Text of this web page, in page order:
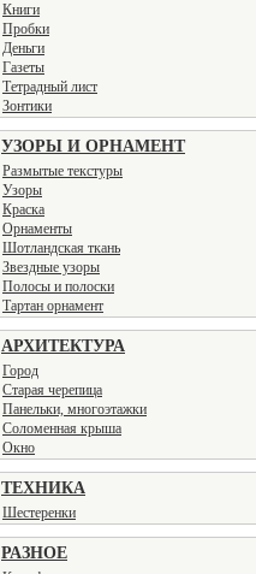
Книги
Пробки
Деньги
Газеты
Тетрадный лист
Зонтики
УЗОРЫ И ОРНАМЕНТ
Размытые текстуры
Узоры
Краска
Орнаменты
Шотландская ткань
Звездные узоры
Полосы и полоски
Тартан орнамент
АРХИТЕКТУРА
Город
Старая черепица
Панельки, многоэтажки
Соломенная крыша
Окно
ТЕХНИКА
Шестеренки
РАЗНОЕ